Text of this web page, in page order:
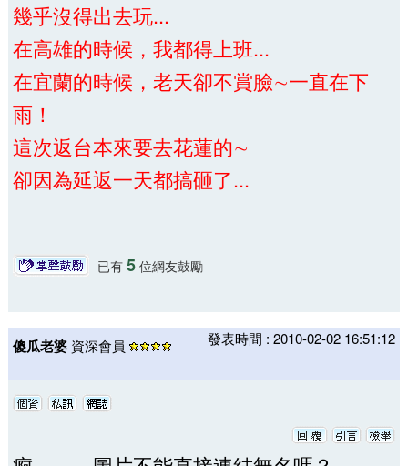
幾乎沒得出去玩...
在高雄的時候，我都得上班...
在宜蘭的時候，老天卻不賞臉∼一直在下
雨！
這次返台本來要去花蓮的∼
卻因為延返一天都搞砸了...
已有 5位網友鼓勵
傻瓜老婆 資深會員 發表時間 : 2010-02-02 16:51:12